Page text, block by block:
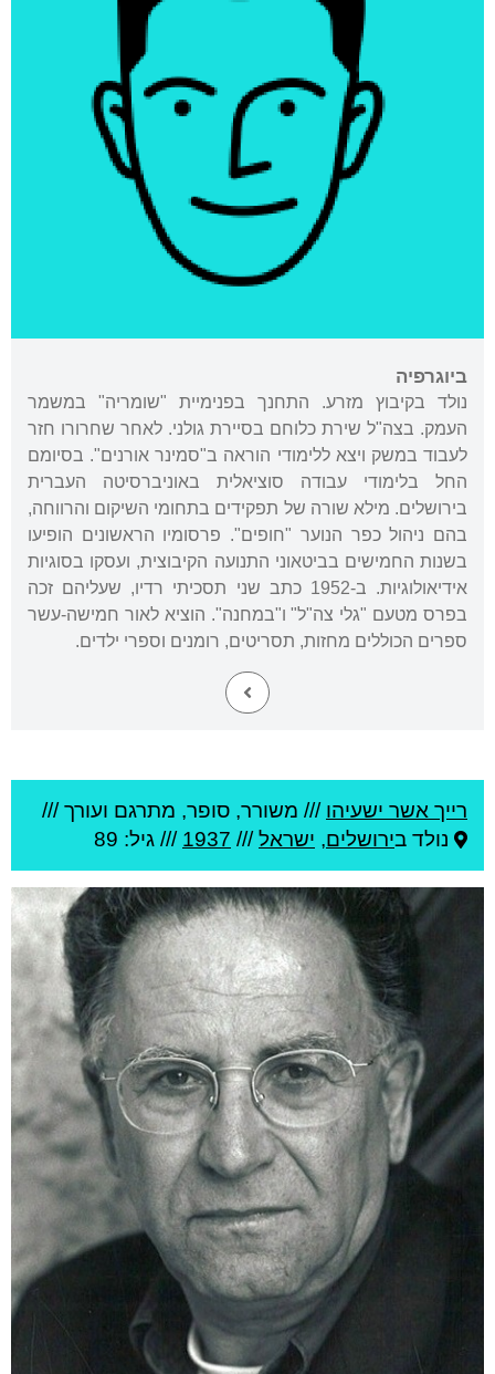
ביוגרפיה
נולד בקיבוץ מזרע. התחנך בפנימיית "שומריה" במשמר
העמק. בצה"ל שירת כלוחם בסיירת גולני. לאחר שחרורו חזר
לעבוד במשק ויצא ללימודי הוראה ב"סמינר אורנים". בסיומם
החל בלימודי עבודה סוציאלית באוניברסיטה העברית
בירושלים. מילא שורה של תפקידים בתחומי השיקום והרווחה,
בהם ניהול כפר הנוער "חופים". פרסומיו הראשונים הופיעו
בשנות החמישים בביטאוני התנועה הקיבוצית, ועסקו בסוגיות
אידיאולוגיות. ב-1952 כתב שני תסכיתי רדיו, שעליהם זכה
בפרס מטעם "גלי צה"ל" ו"במחנה". הוציא לאור חמישה-עשר
ספרים הכוללים מחזות, תסריטים, רומנים וספרי ילדים.
רייך אשר ישעיהו /// משורר, סופר, מתרגם ועורך ///
נולד בירושלים, ישראל///
1937 /// גיל: 89